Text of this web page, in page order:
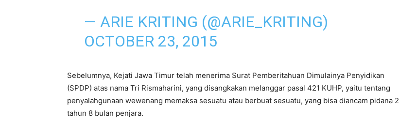
— ARIE KRITING (@ARIE_KRITING)
OCTOBER 23, 2015
Sebelumnya, Kejati Jawa Timur telah menerima Surat Pemberitahuan Dimulainya Penyidikan
(SPDP) atas nama Tri Rismaharini, yang disangkakan melanggar pasal 421 KUHP, yaitu tentang
penyalahgunaan wewenang memaksa sesuatu atau berbuat sesuatu, yang bisa diancam pidana 2
tahun 8 bulan penjara.